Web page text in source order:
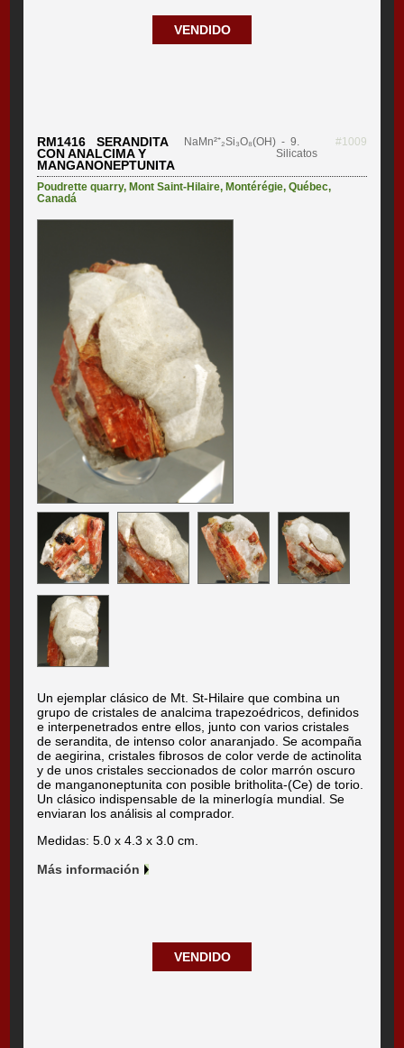
VENDIDO
RM1416 SERANDITA
CON ANALCIMA Y
MANGANONEPTUNITA
NaMn²⁺₂Si₃O₈(OH) - 9.
Silicatos
#1009
Poudrette quarry, Mont Saint-Hilaire, Montérégie,Québec,
Canadá
Un ejemplar clásico de Mt. St-Hilaire que combina un
grupo de cristales de analcima trapezoédricos, definidos
e interpenetrados entre ellos, junto con varios cristales
de serandita, de intenso color anaranjado. Se acompaña
de aegirina, cristales fibrosos de color verde de actinolita
y de unos cristales seccionados de color marrón oscuro
de manganoneptunita con posible britholita-(Ce) de torio.
Un clásico indispensable de la minerlogía mundial. Se
enviaran los análisis al comprador.
Medidas: 5.0 x 4.3 x 3.0 cm.
Más información
VENDIDO